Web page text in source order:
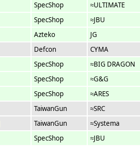
SpecShop ≈ULTIMATE
SpecShop ≈JBU
Azteko JG
Defcon CYMA
SpecShop ≈BIG DRAGON
SpecShop ≈G&G
SpecShop ≈ARES
TaiwanGun ≈SRC
TaiwanGun ≈Systema
SpecShop ≈JBU